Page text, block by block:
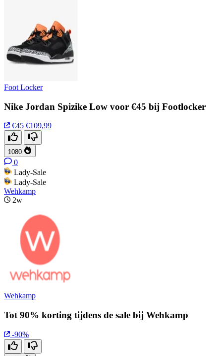
Foot Locker
Nike Jordan Spizike Low voor €45 bij Footlocker
€45 €109,99
1080
0
Lady-Sale
Lady-Sale
Wehkamp
2w
Wehkamp
Tot 90% korting tijdens de sale bij Wehkamp
-90%